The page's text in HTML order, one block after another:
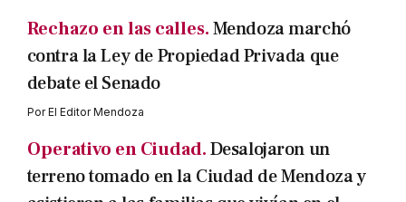
Rechazo en las calles.Mendoza marchó
contra la Ley de Propiedad Privada que
debate el Senado
PorEl Editor Mendoza
Operativo en Ciudad.Desalojaron un
terreno tomado en la Ciudad de Mendoza y